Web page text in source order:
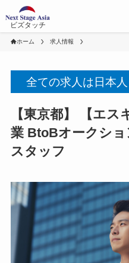
ビズタッチ
ホーム 求人情報
全ての求人は日本
【東京都】 【エ
業 BtoBオークシ
スタッフ